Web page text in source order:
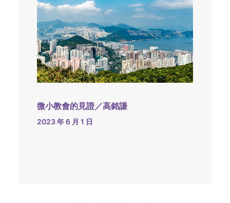
微小教會的見證／高銘謙
2023 年 6 月 1 日